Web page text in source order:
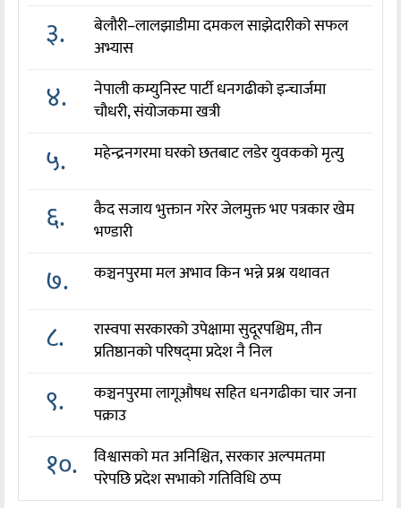
३.
बेलौरी–लालझाडीमा दमकल साझेदारीको सफल
अभ्यास
४.
नेपाली कम्युनिस्ट पार्टी धनगढीको इन्चार्जमा
चौधरी, संयोजकमा खत्री
५. महेन्द्रनगरमा घरको छतबाट लडेर युवकको मृत्यु
६.
कैद सजाय भुक्तान गरेर जेलमुक्त भए पत्रकार खेम
भण्डारी
७. कञ्चनपुरमा मल अभाव किन भन्ने प्रश्न यथावत
८.
रास्वपा सरकारको उपेक्षामा सुदूरपश्चिम, तीन
प्रतिष्ठानको परिषद्‌मा प्रदेश नै निल
९.
कञ्चनपुरमा लागूऔषध सहित धनगढीका चार जना
पक्राउ
१०.
विश्वासको मत अनिश्चित, सरकार अल्पमतमा
परेपछि प्रदेश सभाको गतिविधि ठप्प